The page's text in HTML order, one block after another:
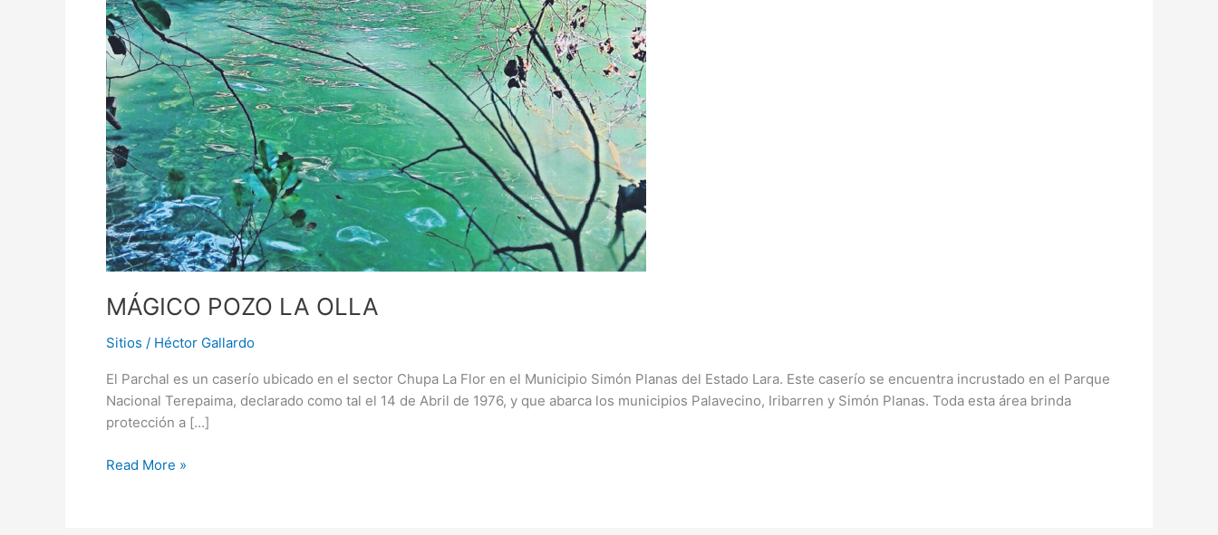
MÁGICO POZO LA OLLA
Sitios / Héctor Gallardo
El Parchal es un caserío ubicado en el sector Chupa La Flor en el Municipio Simón Planas del Estado Lara. Este caserío se encuentra incrustado en el Parque
Nacional Terepaima, declarado como tal el 14 de Abril de 1976, y que abarca los municipios Palavecino, Iribarren y Simón Planas. Toda esta área brinda
protección a […]
Read More »